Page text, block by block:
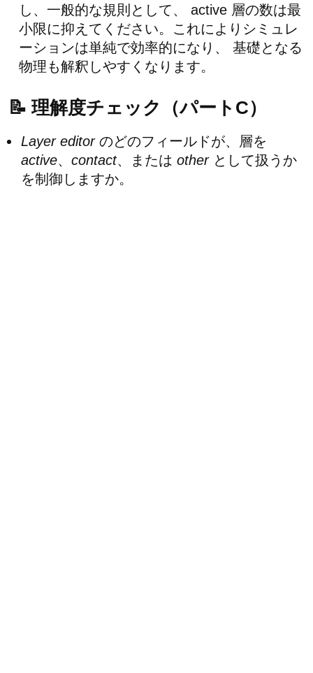
し、一般的な規則として、 active 層の数は最
小限に抑えてください。これによりシミュレ
ーションは単純で効率的になり、 基礎となる
物理も解釈しやすくなります。
📝 理解度チェック（パートC）
Layer editorのどのフィールドが、層を
active、 contact、または otherとして扱うか
を制御しますか。